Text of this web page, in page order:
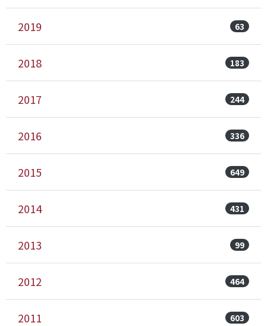
2019 63
2018 183
2017 244
2016 336
2015 649
2014 431
2013 99
2012 464
2011 603